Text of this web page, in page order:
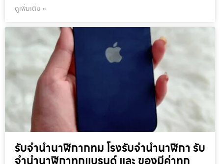
ดูเพิ่มเติม »
รับจำนำนาฬิกากทม โรงรับจำนำนาฬิกา รับ